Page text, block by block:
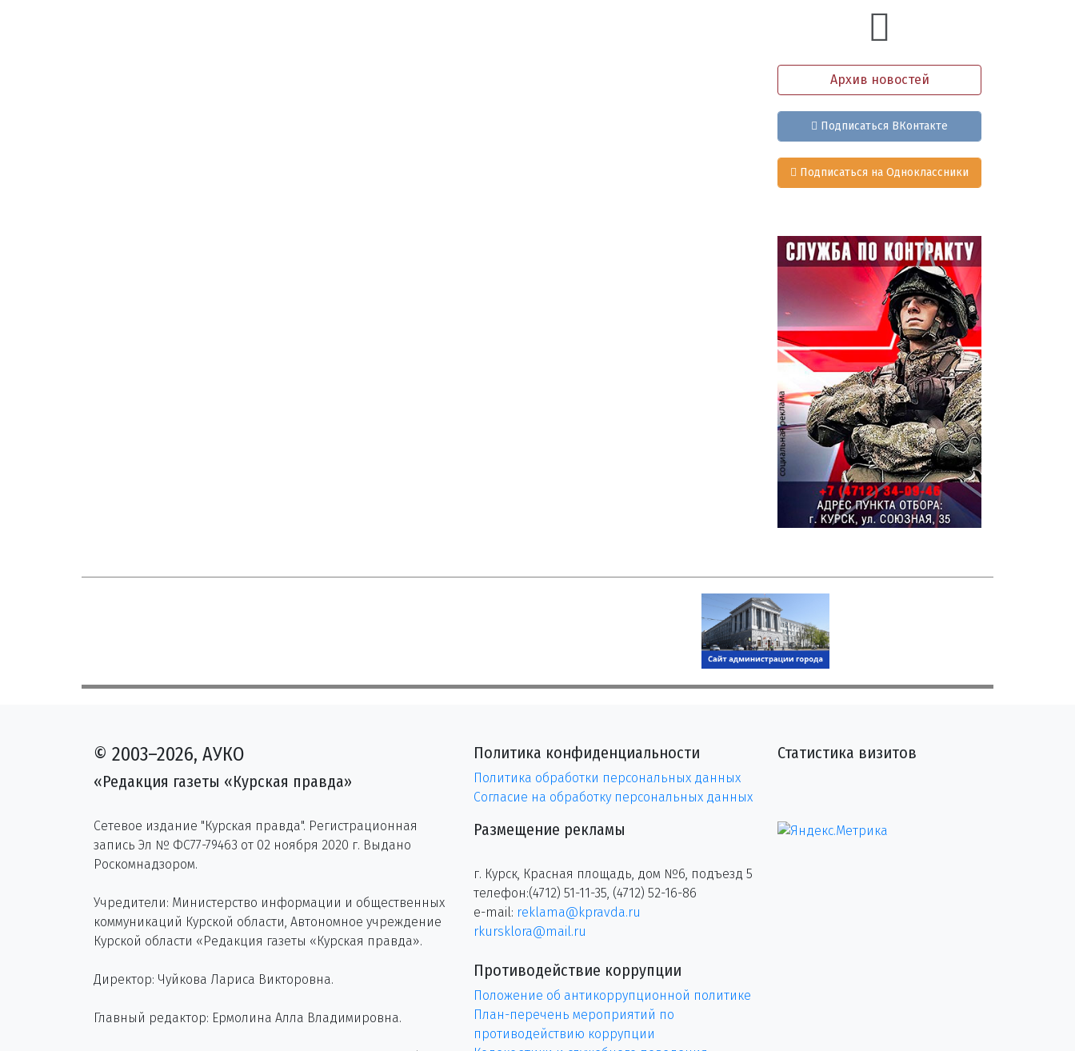
Архив новостей
Подписаться ВКонтакте
Подписаться на Одноклассники
© 2003–2026, АУКО
«Редакция газеты «Курская правда»
Сетевое издание "Курская правда". Регистрационная
запись Эл № ФС77-79463 от 02 ноября 2020 г. Выдано
Роскомнадзором.
Учредители: Министерство информации и общественных
коммуникаций Курской области, Автономное учреждение
Курской области «Редакция газеты «Курская правда».
Директор: Чуйкова Лариса Викторовна.
Главный редактор: Ермолина Алла Владимировна.
Политика конфиденциальности
Политика обработки персональных данных
Согласие на обработку персональных данных
Размещение рекламы
г. Курск, Красная площадь, дом №6, подъезд 5
телефон:(4712) 51-11-35, (4712) 52-16-86
e-mail: reklama@kpravda.ru
rkursklora@mail.ru
Противодействие коррупции
Положение об антикоррупционной политике
План-перечень мероприятий по
противодействию коррупции
Статистика визитов